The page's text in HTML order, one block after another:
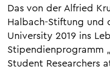
Das von der Alfried
Halbach-Stiftung und
University 2019 ins
Stipendien­programm
Student Researchers